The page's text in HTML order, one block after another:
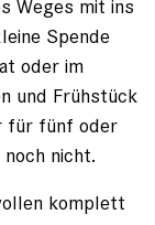
Weges mit ins
Spende
oder im
und Frühstück
für fünf oder
nicht.
komplett